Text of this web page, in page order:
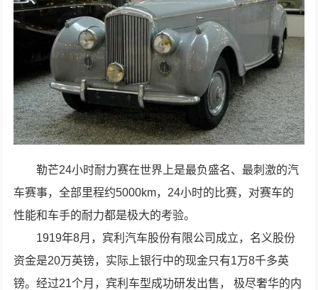
勒芒24小时耐力赛在世界上是最负盛名、最刺激的汽
车赛事，全部里程约5000km，24小时的比赛，对赛车的
性能和车手的耐力都是极大的考验。
1919年8月，宾利汽车股份有限公司成立，名义股份
资金是20万英镑，实际上银行中的现金只有1万8千多英
镑。经过21个月，宾利车型成功研发出售， 极尽奢华的内